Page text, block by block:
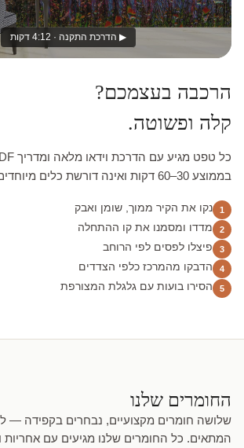
▶ הדרכת התקנה · 4:12 דקות
הרכבה בעצמכם?
קלה ופשוטה.
בממוצע 30–60 דקות ואינה דורשת כלים מיוחדים.
1 נקו את הקיר ממוך, שומן ואבק
2 מדדו ומסמנו את קו ההתחלה
3 פיצלו לפסים לפי הרוחב
4 הדבקו מהמרכז כלפי הצדדים
5 הסירו בועות עם גלגלת המצורפת
החומרים שלנו
שלושה חומרים מקצועיים, נבחרים בקפידה —
המתאים. כל החומרים שלנו מגיעים עם אחריות